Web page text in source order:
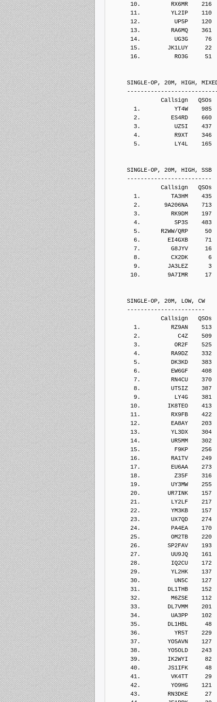
10.         RX6MR    216
11.         YL2IP    110
12.          UP5P    120
13.         RA6MQ    361
14.          UG3G     76
15.        JK1LUY     22
16.          RO3G     51
SINGLE-OP, 20M, HIGH,
Callsign   QSOs  Points
1.          YT4W    985
2.         ES4RD    660
3.          UZ5I    437
4.          R9XT    346
5.          LY4L    165
SINGLE-OP, 20M, HIGH, SSB
-------------------------
Callsign   QSOs  Points
1.         TA3HM    435
2.       9A206NA    713
3.         RK9DM    197
4.          SP3S    483
5.      R2WW/QRP     50
6.        EI4GXB     71
7.         G8JYV     16
8.         CX2DK      6
9.        JA3LEZ      3
10.        9A7IMR     17
SINGLE-OP, 20M, LOW, CW
-----------------------
Callsign   QSOs  Points
1.         RZ9AN    513
2.           C4Z    509
3.          OR2F    525
4.         RA9DZ    332
5.         DK3KD    383
6.         EW6GF    408
7.         RN4CU    370
8.         UT5IZ    387
9.          LY4G    381
10.        IK8TEO    413
11.         RX9FB    422
12.         EA8AY    203
13.         YL3DX    304
14.         UR5MM    302
15.          F9KP    256
16.         RA1TV    249
17.         EU6AA    273
18.          Z35F    316
19.         UY3MW    255
20.        UR7INK    157
21.         LY2LF    217
22.         YM3KB    157
23.         UX7QD    274
24.         PA4EA    170
25.         OM2TB    220
26.        SP2FAV    193
27.         UU9JQ    161
28.         IQ2CU    172
29.         YL2HK    137
30.          UN5C    127
31.        DL1THB    152
32.         M6ZSE    112
33.        DL7VMM    201
34.         UA3PP    102
35.        DL1HBL     48
36.          YR5T    229
37.        YO5AVN    127
38.        YO5OLD    243
39.        IK2WYI     82
40.        JS1IFK     48
41.         VK4TT     29
42.         YO9HG    121
43.        RN3DKE     27